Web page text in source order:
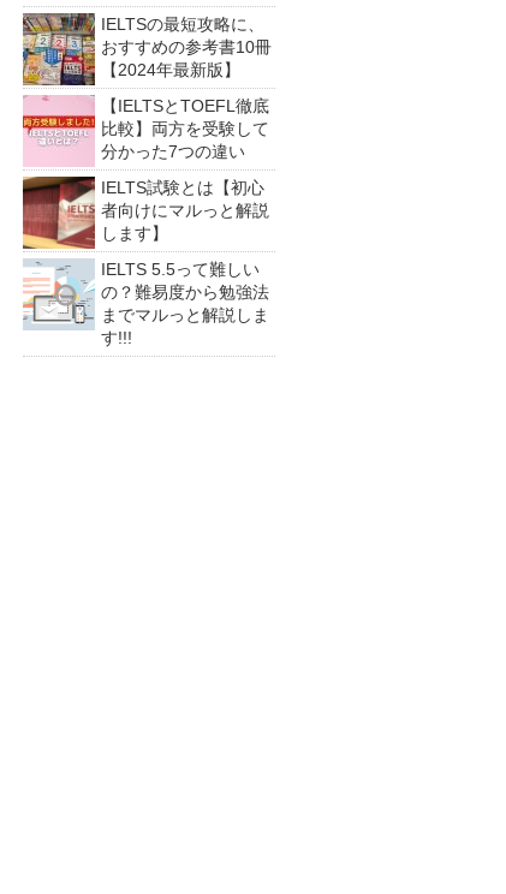
IELTSの最短攻略に、
おすすめの参考書10冊
【2024年最新版】
【IELTSとTOEFL徹底
比較】両方を受験して
分かった7つの違い
IELTS試験とは【初心
者向けにマルっと解説
します】
IELTS 5.5って難しい
の？難易度から勉強法
までマルっと解説しま
す!!!